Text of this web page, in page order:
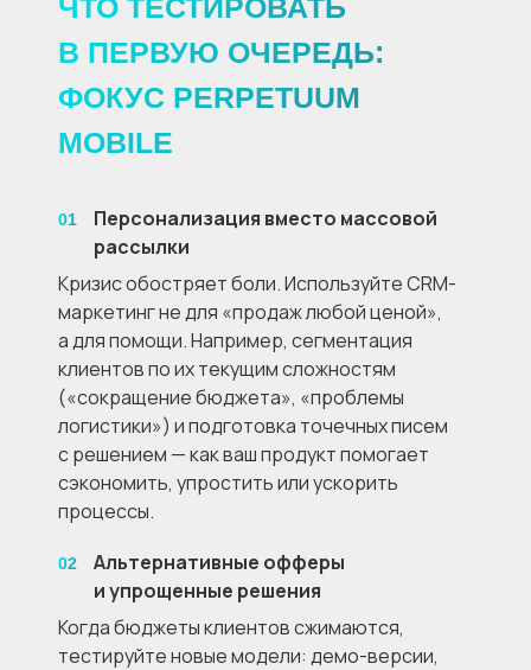
ЧТО ТЕСТИРОВАТЬ
В ПЕРВУЮ ОЧЕРЕДЬ:
ФОКУС PERPETUUM
MOBILE
Персонализация вместо массовой
рассылки
Кризис обостряет боли. Используйте CRM-
маркетинг не для «продаж любой ценой»,
а для помощи. Например, сегментация
клиентов по их текущим сложностям
(«сокращение бюджета», «проблемы
логистики») и подготовка точечных писем
с решением — как ваш продукт помогает
сэкономить, упростить или ускорить
процессы.
01
Альтернативные офферы
и упрощенные решения
Когда бюджеты клиентов сжимаются,
тестируйте новые модели: демо-версии,
02